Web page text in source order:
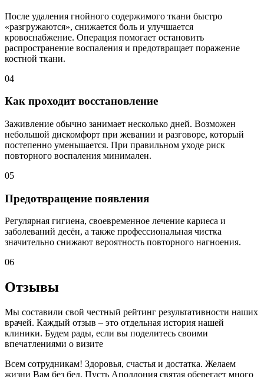
После удаления гнойного содержимого ткани быстро
«разгружаются», снижается боль и улучшается
кровоснабжение. Операция помогает остановить
распространение воспаления и предотвращает поражение
костной ткани.
04
Как проходит восстановление
Заживление обычно занимает несколько дней. Возможен
небольшой дискомфорт при жевании и разговоре, который
постепенно уменьшается. При правильном уходе риск
повторного воспаления минимален.
05
Предотвращение появления
Регулярная гигиена, своевременное лечение кариеса и
заболеваний десён, а также профессиональная чистка
значительно снижают вероятность повторного нагноения.
06
Отзывы
Мы составили свой честный рейтинг результативности наших
врачей. Каждый отзыв – это отдельная история нашей
клиники. Будем рады, если вы поделитесь своими
впечатлениями о визите
Всем сотрудникам! Здоровья, счастья и достатка. Желаем
жизни Вам без бед. Пусть Аполлония святая оберегает много